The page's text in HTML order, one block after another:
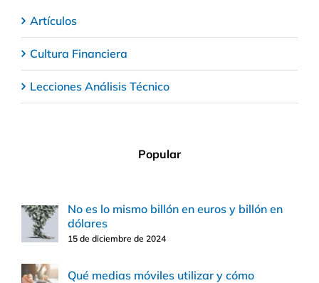
Artículos
Cultura Financiera
Lecciones Análisis Técnico
Popular
No es lo mismo billón en euros y billón en
dólares
15 de diciembre de 2024
Qué medias móviles utilizar y cómo